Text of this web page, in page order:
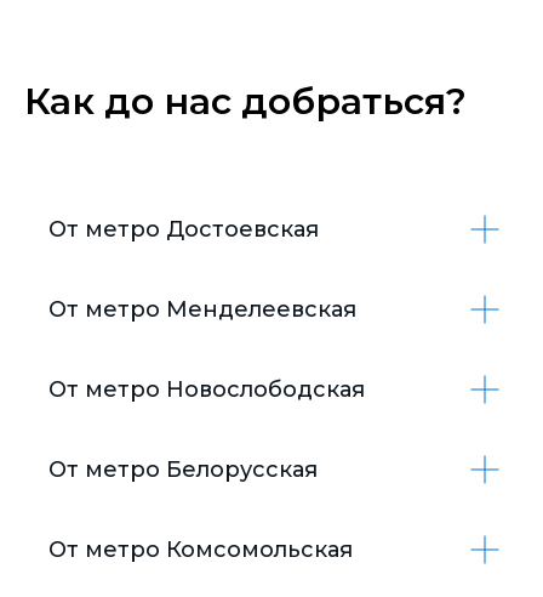
Как до нас добраться?
От метро Достоевская
От метро Менделеевская
От метро Новослободская
От метро Белорусская
От метро Комсомольская